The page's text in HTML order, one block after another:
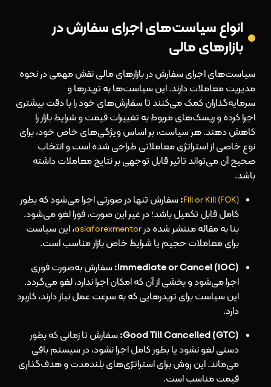
انواع سیاست‌های اجرای سفارش در
بازارهای مالی
سیاست‌های اجرای سفارش در بازارهای مالی نقش مهمی در نحوه
مدیریت معاملات دارند. این سیاست‌ها به تریدرها و
سرمایه‌گذاران کمک می‌کنند تا سفارش‌های خود را با دقت بیشتری
اجرا کرده و ریسک‌های مربوط به تغییرات قیمت و شرایط بازار را
کاهش دهند. هر سیاست، بر اساس ویژگی‌های خاص خود، برای
نوع خاصی از استراتژی معاملاتی طراحی شده است و انتخاب
صحیح آن می‌تواند تاثیر قابل توجهی بر نتایج معاملات داشته
باشد.
(Fill or Kill (FOK
: سفارش تنها در صورتی اجرا می‌شود که بطور
کامل قابل تکمیل باشد؛ در غیر این صورت، فورا لغو می‌شود.
بنا به مقاله منتشر شده درasiaforexmentor، این سیاست
برای معاملات حجیم یا شرایط خاص بازار مناسب است.
(Immediate or Cancel (IOC:
سفارش به‌صورت فوری
اجرا می‌شود و بخشی از آن که امکان اجرا ندارد، لغو می‌گردد.
این سیاست برای تریدرهایی که به سرعت عمل نیاز دارند، کاربرد
دارد.
(Good Till Cancelled (GTC:
سفارش تا زمانی که بطور
دستی لغو نشود یا بطور کامل اجرا نشود، در سیستم باقی
می‌ماند. این روش برای استراتژی‌های بلندمدت و هدف‌گذاری
قیمت مناسب است.